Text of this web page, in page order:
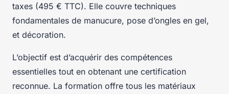
taxes (495 € TTC). Elle couvre techniques
fondamentales de manucure, pose d’ongles en gel,
et décoration.
L’objectif est d’acquérir des compétences
essentielles tout en obtenant une certification
reconnue. La formation offre tous les matériaux